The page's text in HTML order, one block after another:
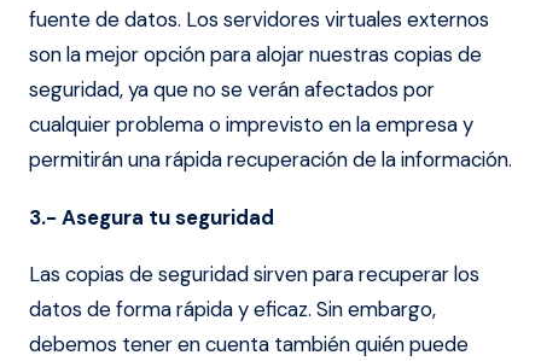
fuente de datos. Los servidores virtuales externos
son la mejor opción para alojar nuestras copias de
seguridad, ya que no se verán afectados por
cualquier problema o imprevisto en la empresa y
permitirán una rápida recuperación de la información.
3.- Asegura tu seguridad
Las copias de seguridad sirven para recuperar los
datos de forma rápida y eficaz. Sin embargo,
debemos tener en cuenta también quién puede